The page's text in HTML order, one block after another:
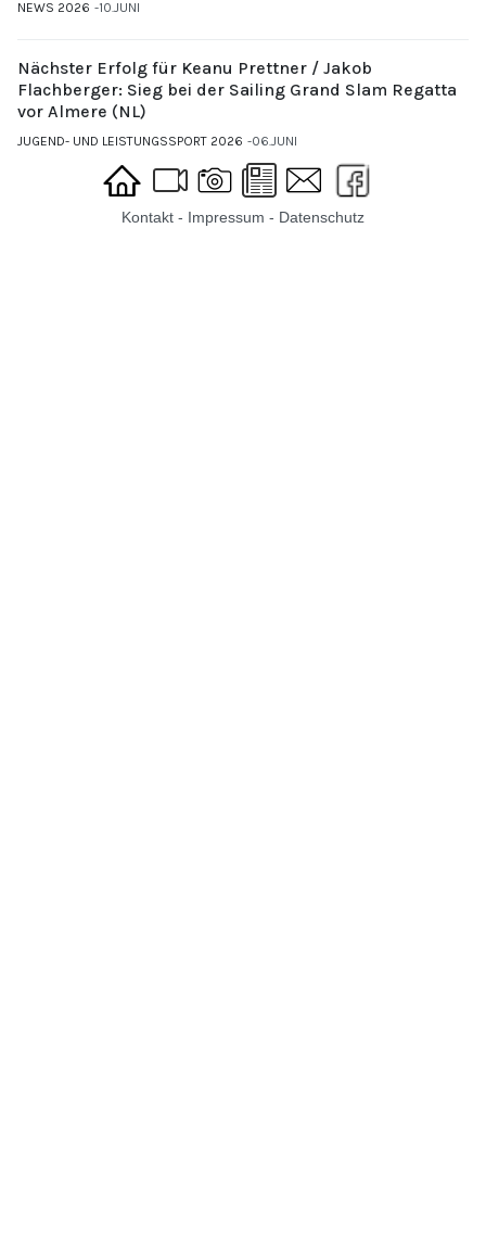
NEWS 2026 10.JUNI
Nächster Erfolg für Keanu Prettner / Jakob
Flachberger: Sieg bei der Sailing Grand Slam Regatta
vor Almere (NL)
JUGEND- UND LEISTUNGSSPORT 2026 06.JUNI
Kontakt - Impressum - Datenschutz